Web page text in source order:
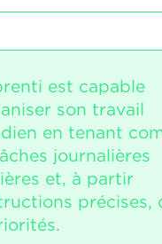
est capable
son travail
en tenant
journalières
et, à partir
précises,